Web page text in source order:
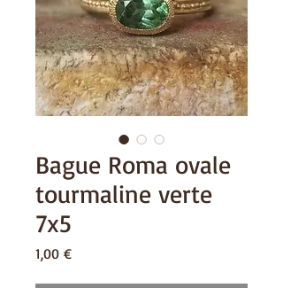
Bague Roma ovale
tourmaline verte
7x5
1,00 €Prix